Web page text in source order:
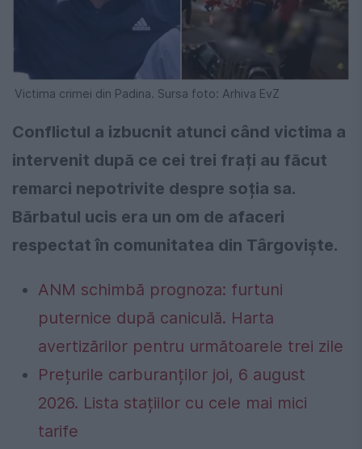
Victima crimei din Padina. Sursa foto: Arhiva EvZ
Conflictul a izbucnit atunci când victima a
intervenit după ce cei trei frați au făcut
remarci nepotrivite despre soția sa.
Bărbatul ucis era un om de afaceri
respectat în comunitatea din Târgoviște.
ANM schimbă prognoza: furtuni
puternice după caniculă. Harta
avertizărilor pentru următoarele trei zile
Prețurile carburanților joi, 6 august
2026. Lista stațiilor cu cele mai mici
tarife